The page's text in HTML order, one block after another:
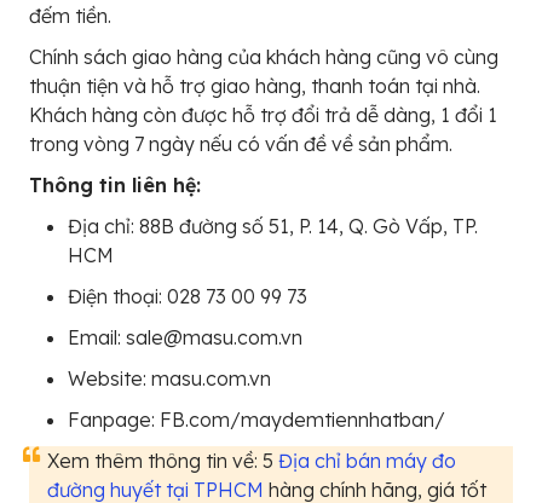
đếm tiền.
Chính sách giao hàng của khách hàng cũng vô cùng
thuận tiện và hỗ trợ giao hàng, thanh toán tại nhà.
Khách hàng còn được hỗ trợ đổi trả dễ dàng, 1 đổi 1
trong vòng 7 ngày nếu có vấn đề về sản phẩm.
Thông tin liên hệ:
Địa chỉ: 88B đường số 51, P. 14, Q. Gò Vấp, TP.
HCM
Điện thoại: 028 73 00 99 73
Email: sale@masu.com.vn
Website: masu.com.vn
Fanpage: FB.com/maydemtiennhatban/
Xem thêm thông tin về: 5 Địa chỉ bán máy đo
đường huyết tại TPHCM hàng chính hãng, giá tốt